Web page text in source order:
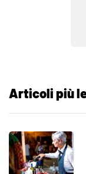
Articoli più